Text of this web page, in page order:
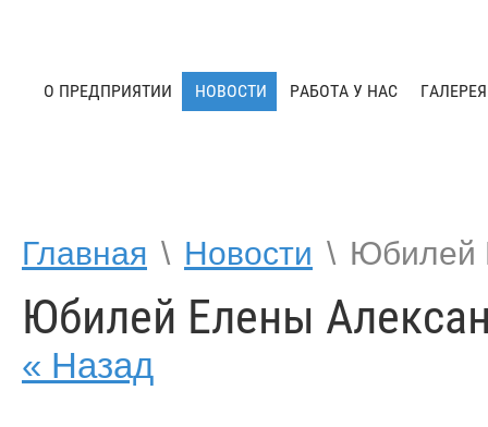
О ПРЕДПРИЯТИИ НОВОСТИ РАБОТА У НАС ГАЛЕРЕЯ
Главная \ Новости \ Юбилей
Юбилей Елены
« Назад